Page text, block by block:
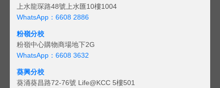
上水龍琛路48號上水匯10樓1004
WhatsApp：6608 2886
粉嶺分校
粉嶺中心購物商場地下2G
WhatsApp：6608 3632
葵興分校
葵涌葵昌路72-76號 Life@KCC 5樓501